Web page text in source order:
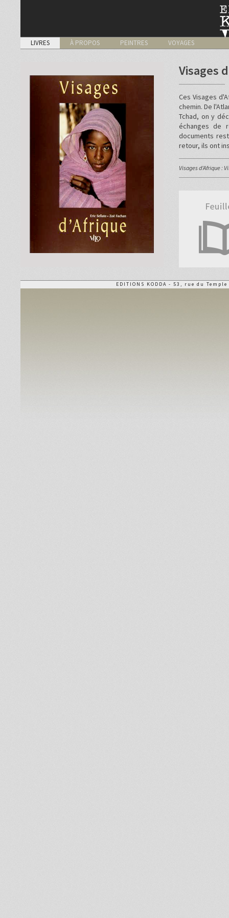
LIVRES À PROPOS PEINTRES VOYAGES
Visages
Ces Visages
chemin. De
Tchad, on y
échanges de
documents
retour, ils ont
Visages d’Afrique :
EDITIONS KODDA - 53, rue du